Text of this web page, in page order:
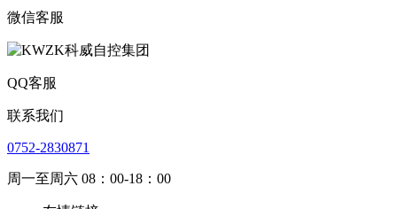
微信客服
QQ客服
联系我们
0752-2830871
周一至周六 08：00-18：00